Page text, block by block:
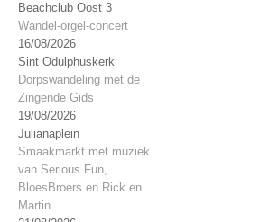
Beachclub Oost 3
Wandel-orgel-concert
16/08/2026
Sint Odulphuskerk
Dorpswandeling met de
Zingende Gids
19/08/2026
Julianaplein
Smaakmarkt met muziek
van Serious Fun,
BloesBroers en Rick en
Martin